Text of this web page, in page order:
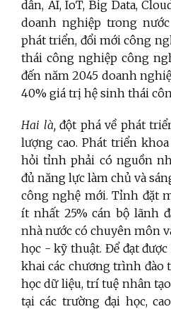
dẫn, AI, IoT, Big Data,
doanh nghiệp trong
phát triển, đổi mới công
thái công nghiệp công
đến năm 2045 doanh
40% giá trị hệ sinh thái
Hai là, đột phá về phát
lượng cao. Phát triển
hỏi tỉnh phải có nguồn
đủ năng lực làm chủ và
công nghệ mới. Tỉnh đặt
ít nhất 25% cán bộ lãnh
nhà nước có chuyên môn
học - kỹ thuật. Để đạt
khai các chương trình đào
học dữ liệu, trí tuệ nhân
tại các trường đại học,